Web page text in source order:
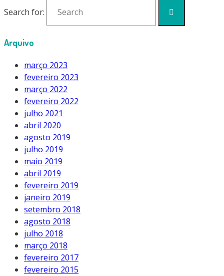
Search for:
Arquivo
março 2023
fevereiro 2023
março 2022
fevereiro 2022
julho 2021
abril 2020
agosto 2019
julho 2019
maio 2019
abril 2019
fevereiro 2019
janeiro 2019
setembro 2018
agosto 2018
julho 2018
março 2018
fevereiro 2017
fevereiro 2015